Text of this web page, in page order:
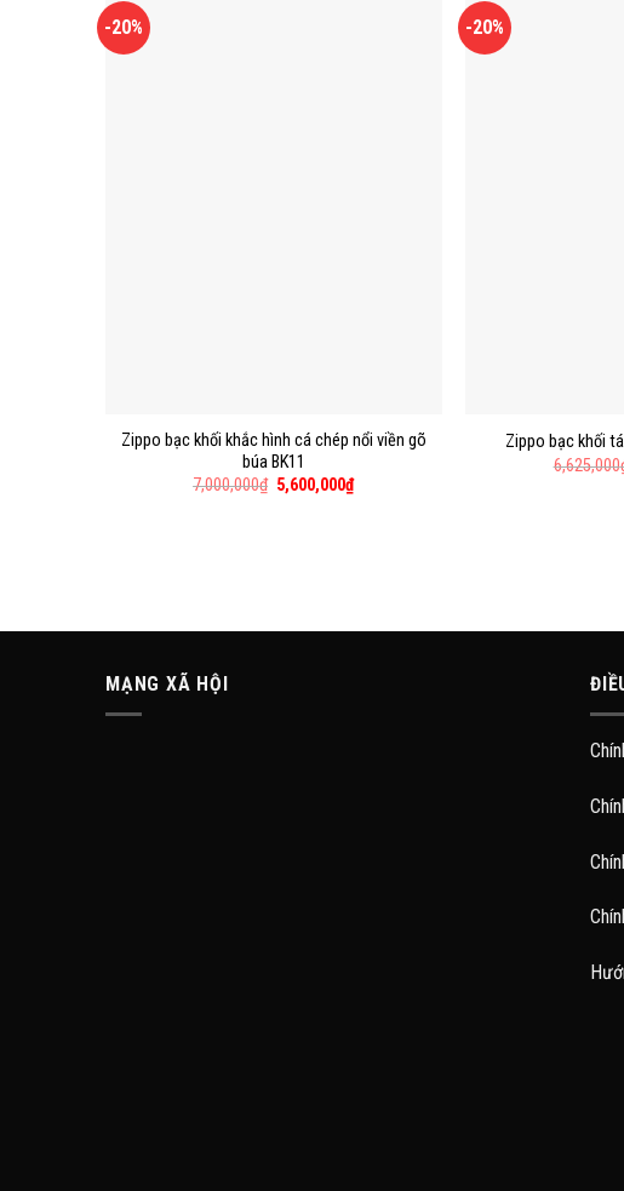
-20%
Zippo bạc khối khắc hình cá chép nổi viền gõ
búa BK11
7,000,000₫ 5,600,000₫
-20%
Zippo bạc khối
6,625,000
MẠNG XÃ HỘI